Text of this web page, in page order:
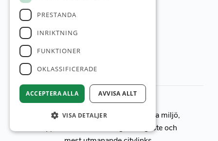
Torslanda GK
Banan, med sin havsnära och unika miljö,
upplevs som Västsveriges roligaste och
PRESTANDA
INRIKTNING
FUNKTIONER
OKLASSIFICERADE
ACCEPTERA ALLA AVVISA ALLT
VISA DETALJER